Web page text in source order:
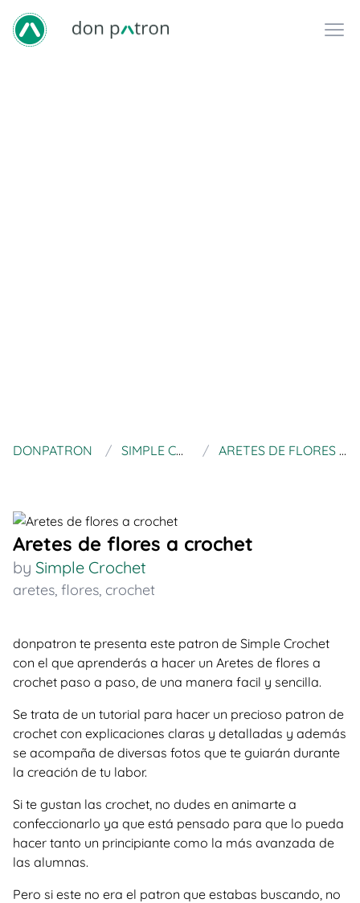
DONPATRON SIMPLE CROCHET ARETES DE FLORES A CROCHET
Aretes de flores a crochet
by Simple Crochet
aretes, flores, crochet
donpatron te presenta este patron de Simple Crochet
con el que aprenderás a hacer un Aretes de flores a
crochet paso a paso, de una manera facil y sencilla.
Se trata de un tutorial para hacer un precioso patron de
crochet con explicaciones claras y detalladas y además
se acompaña de diversas fotos que te guiarán durante
la creación de tu labor.
Si te gustan las crochet, no dudes en animarte a
confeccionarlo ya que está pensado para que lo pueda
hacer tanto un principiante como la más avanzada de
las alumnas.
Pero si este no era el patron que estabas buscando, no